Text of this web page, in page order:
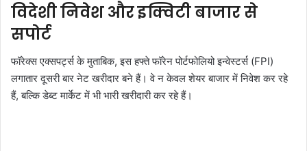
विदेशी निवेश और इक्विटी बाजार से
सपोर्ट
फॉरेक्स एक्सपर्ट्स के मुताबिक, इस हफ्ते फॉरेन पोर्टफोलियो इन्वेस्टर्स (FPI)
लगातार दूसरी बार नेट खरीदार बने हैं। वे न केवल शेयर बाजार में निवेश कर रहे
हैं, बल्कि डेब्ट मार्केट में भी भारी खरीदारी कर रहे हैं।